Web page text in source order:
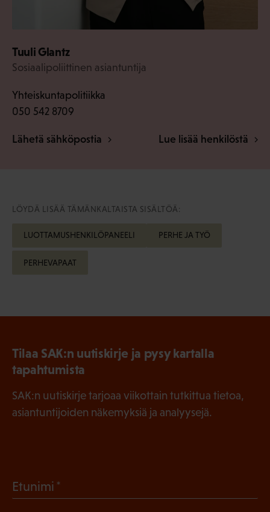
Tuuli Glantz
Sosiaalipoliittinen asiantuntija
Yhteiskuntapolitiikka
050 542 8709
Lähetä sähköpostia Lue lisää henkilöstä
LÖYDÄ LISÄÄ TÄMÄNKALTAISTA SISÄLTÖÄ:
LUOTTAMUSHENKILÖPANEELI PERHE JA TYÖ
PERHEVAPAAT
Tilaa SAK:n uutiskirje ja pysy kartalla
tapahtumista
SAK:n uutiskirje tarjoaa viikottain tutkittua tietoa,
asiantuntijoiden näkemyksiä ja analyysejä.
Etunimi